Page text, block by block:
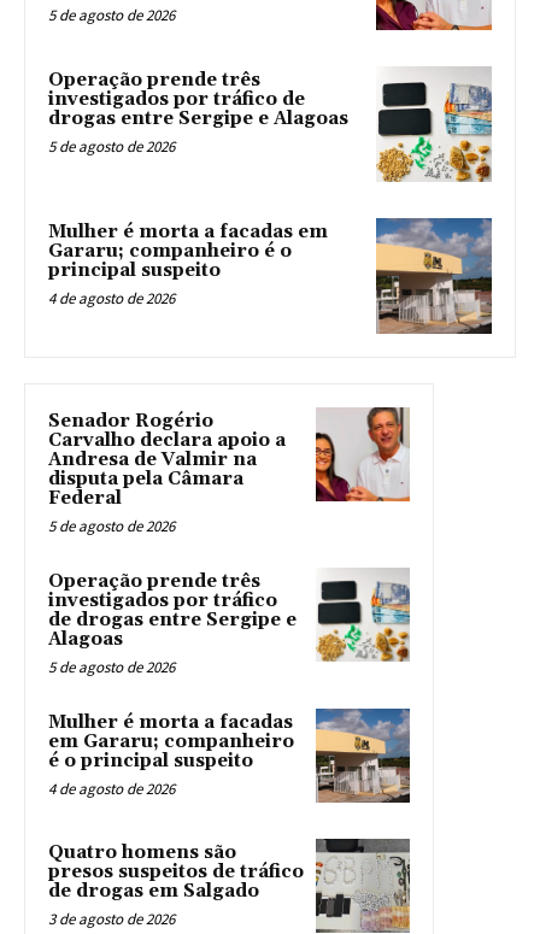
5 de agosto de 2026
Operação prende três
investigados por tráfico de
drogas entre Sergipe e Alagoas
5 de agosto de 2026
Mulher é morta a facadas em
Gararu; companheiro é o
principal suspeito
4 de agosto de 2026
Senador Rogério
Carvalho declara apoio a
Andresa de Valmir na
disputa pela Câmara
Federal
5 de agosto de 2026
Operação prende três
investigados por tráfico
de drogas entre Sergipe e
Alagoas
5 de agosto de 2026
Mulher é morta a facadas
em Gararu; companheiro
é o principal suspeito
4 de agosto de 2026
Quatro homens são
presos suspeitos de tráfico
de drogas em Salgado
3 de agosto de 2026